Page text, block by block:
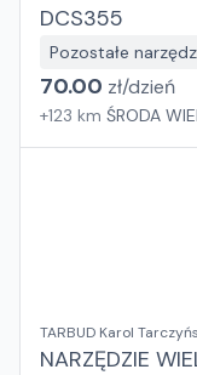
DCS355
Pozostałe
70.00 zł/dzień
+123 km ŚRODA
TARBUD Karol
NARZĘDZIE